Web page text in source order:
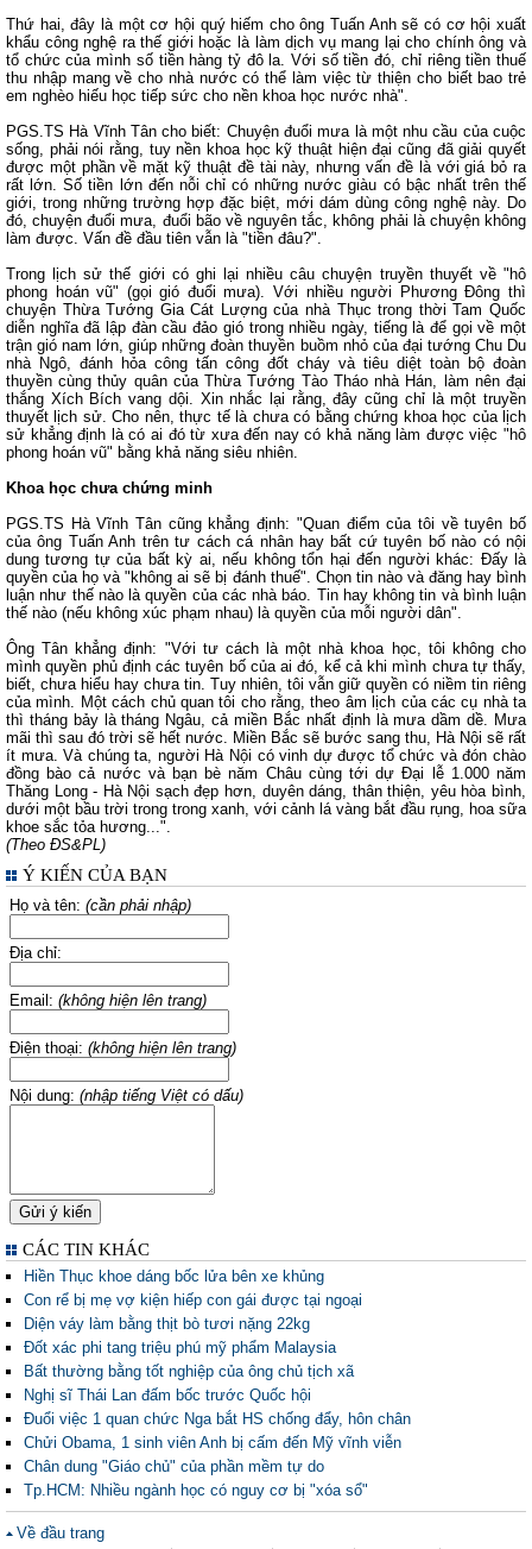
Thứ hai, đây là một cơ hội quý hiếm cho ông Tuấn Anh sẽ có cơ hội xuất
khẩu công nghệ ra thế giới hoặc là làm dịch vụ mang lại cho chính ông và
tổ chức của mình số tiền hàng tỷ đô la. Với số tiền đó, chỉ riêng tiền thuế
thu nhập mang về cho nhà nước có thể làm việc từ thiện cho biết bao trẻ
em nghèo hiếu học tiếp sức cho nền khoa học nước nhà".
PGS.TS Hà Vĩnh Tân cho biết: Chuyện đuổi mưa là một nhu cầu của cuộc
sống, phải nói rằng, tuy nền khoa học kỹ thuật hiện đại cũng đã giải quyết
được một phần về mặt kỹ thuật đề tài này, nhưng vấn đề là với giá bỏ ra
rất lớn. Số tiền lớn đến nỗi chỉ có những nước giàu có bậc nhất trên thế
giới, trong những trường hợp đặc biệt, mới dám dùng công nghệ này. Do
đó, chuyện đuổi mưa, đuổi bão về nguyên tắc, không phải là chuyện không
làm được. Vấn đề đầu tiên vẫn là "tiền đâu?".
Trong lịch sử thế giới có ghi lại nhiều câu chuyện truyền thuyết về "hô
phong hoán vũ" (gọi gió đuổi mưa). Với nhiều người Phương Đông thì
chuyện Thừa Tướng Gia Cát Lượng của nhà Thục trong thời Tam Quốc
diễn nghĩa đã lập đàn cầu đảo gió trong nhiều ngày, tiếng là để gọi về một
trận gió nam lớn, giúp những đoàn thuyền buồm nhỏ của đại tướng Chu Du
nhà Ngô, đánh hỏa công tấn công đốt cháy và tiêu diệt toàn bộ đoàn
thuyền cùng thủy quân của Thừa Tướng Tào Tháo nhà Hán, làm nên đại
thắng Xích Bích vang dội. Xin nhắc lại rằng, đây cũng chỉ là một truyền
thuyết lịch sử. Cho nên, thực tế là chưa có bằng chứng khoa học của lịch
sử khẳng định là có ai đó từ xưa đến nay có khả năng làm được việc "hô
phong hoán vũ" bằng khả năng siêu nhiên.
Khoa học chưa chứng minh
PGS.TS Hà Vĩnh Tân cũng khẳng định: "Quan điểm của tôi về tuyên bố
của ông Tuấn Anh trên tư cách cá nhân hay bất cứ tuyên bố nào có nội
dung tương tự của bất kỳ ai, nếu không tổn hại đến người khác: Đấy là
quyền của họ và "không ai sẽ bị đánh thuế". Chọn tin nào và đăng hay bình
luận như thế nào là quyền của các nhà báo. Tin hay không tin và bình luận
thế nào (nếu không xúc phạm nhau) là quyền của mỗi người dân".
Ông Tân khẳng định: "Với tư cách là một nhà khoa học, tôi không cho
mình quyền phủ định các tuyên bố của ai đó, kể cả khi mình chưa tự thấy,
biết, chưa hiểu hay chưa tin. Tuy nhiên, tôi vẫn giữ quyền có niềm tin riêng
của mình. Một cách chủ quan tôi cho rằng, theo âm lịch của các cụ nhà ta
thì tháng bảy là tháng Ngâu, cả miền Bắc nhất định là mưa dầm dề. Mưa
mãi thì sau đó trời sẽ hết nước. Miền Bắc sẽ bước sang thu, Hà Nội sẽ rất
ít mưa. Và chúng ta, người Hà Nội có vinh dự được tổ chức và đón chào
đồng bào cả nước và bạn bè năm Châu cùng tới dự Đại lễ 1.000 năm
Thăng Long - Hà Nội sạch đẹp hơn, duyên dáng, thân thiện, yêu hòa bình,
dưới một bầu trời trong trong xanh, với cảnh lá vàng bắt đầu rụng, hoa sữa
khoe sắc tỏa hương...".
(Theo ĐS&PL)
Ý KIẾN CỦA BẠN
Họ và tên: (cần phải nhập)
Địa chỉ:
Email: (không hiện lên trang)
Điện thoại: (không hiện lên trang)
Nội dung: (nhập tiếng Việt có dấu)
CÁC TIN KHÁC
Hiền Thục khoe dáng bốc lửa bên xe khủng
Con rể bị mẹ vợ kiện hiếp con gái được tại ngoại
Diện váy làm bằng thịt bò tươi nặng 22kg
Đốt xác phi tang triệu phú mỹ phẩm Malaysia
Bất thường bằng tốt nghiệp của ông chủ tịch xã
Nghị sĩ Thái Lan đấm bốc trước Quốc hội
Đuổi việc 1 quan chức Nga bắt HS chống đẩy, hôn chân
Chửi Obama, 1 sinh viên Anh bị cấm đến Mỹ vĩnh viễn
Chân dung "Giáo chủ" của phần mềm tự do
Tp.HCM: Nhiều ngành học có nguy cơ bị "xóa sổ"
Về đầu trang